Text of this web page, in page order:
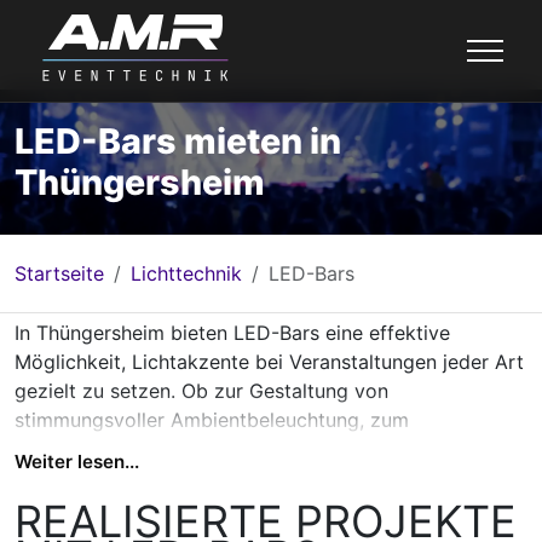
LED-Bars mieten in
Thüngersheim
Startseite Lichttechnik LED-Bars
In Thüngersheim bieten LED-Bars eine effektive
Möglichkeit, Lichtakzente bei Veranstaltungen jeder Art
gezielt zu setzen. Ob zur Gestaltung von
stimmungsvoller Ambientbeleuchtung, zum
Hervorheben von Bühnenbereichen oder für kreative
passen sich flexibel an die Bedürfnisse ländlicher und
urbaner Veranstaltungsorte an. Mit modernen RGB- und
Weiter lesen...
REALISIERTE PROJEKTE